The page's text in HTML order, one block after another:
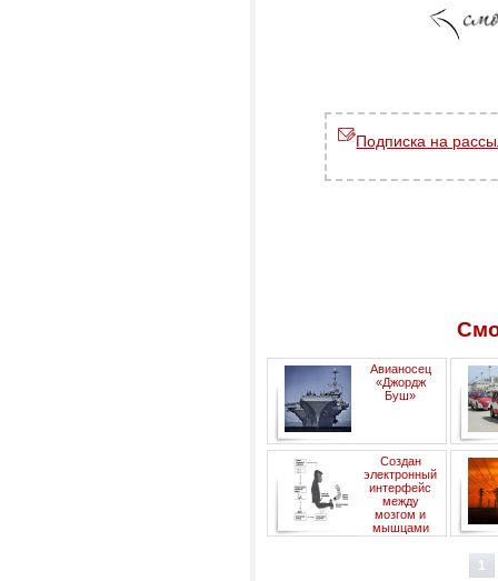
Подписка на
Авианосец
«Джордж
Буш»
Создан
электронный
интерфейс
между
мозгом и
мышцами
1